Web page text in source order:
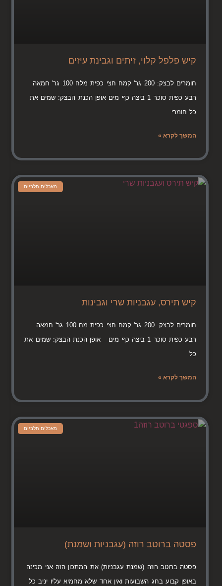
קיש פלפל קלוי, זיתים וגבינת עיזים
חומרים לבצק: 200 גר' קמח חצי כפית מלח 100 גר' חמאה
רבע כפית סוכר 1 ביצה כף מים אופן הכנת הבצק: שמים את
כל חומרי
המשך לקרא »
מאכלים חלביים
קיש תירס, עגבניות שרי וגבינות
חומרים לבצק: 200 גר' קמח חצי כפית מח 100 גר' חמאה
רבע כפית סוכר 1 ביצה כף מים אופן הכנת הבצק: שמים את
כל
המשך לקרא »
מאכלים חלביים
פסטה ברוטב רוזה (עגבניות ושמנת)
פסטה ברוטב רוזה (שמנת עגבניות) את המתכון הזה אני מכינה
באופן קבוע בחג השבועות ואין אחד שלא מחמיא עליו יניב כל